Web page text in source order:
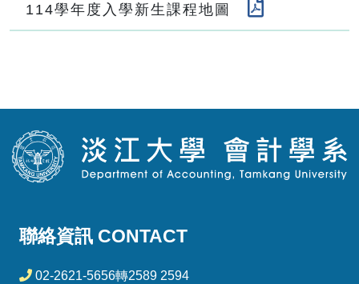
114學年度入學新生課程地圖
聯絡資訊 CONTACT
02-2621-5656轉2589 2594